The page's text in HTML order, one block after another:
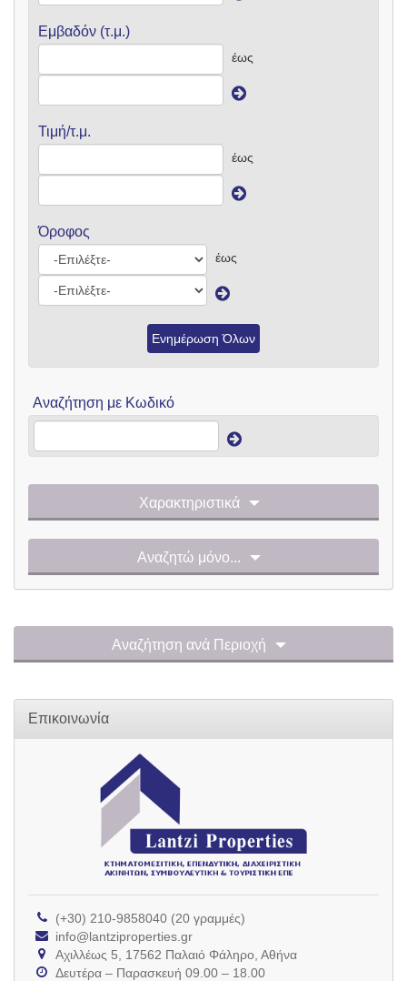
Εμβαδόν (τ.μ.)
έως
Τιμή/τ.μ.
έως
Όροφος
έως
Ενημέρωση Όλων
Αναζήτηση με Κωδικό
Χαρακτηριστικά
Αναζητώ μόνο...
Αναζήτηση ανά Περιοχή
Επικοινωνία
(+30) 210-9858040 (20 γραμμές)
info@lantziproperties.gr
Αχιλλέως 5, 17562 Παλαιό Φάληρο, Αθήνα
Δευτέρα – Παρασκευή 09.00 – 18.00